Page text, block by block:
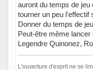
auront du temps de
tourner un peu l'effectif
Donner du temps de
Peut-être même
Legendre Quinonez,
L'ouverture d'esprit ne se